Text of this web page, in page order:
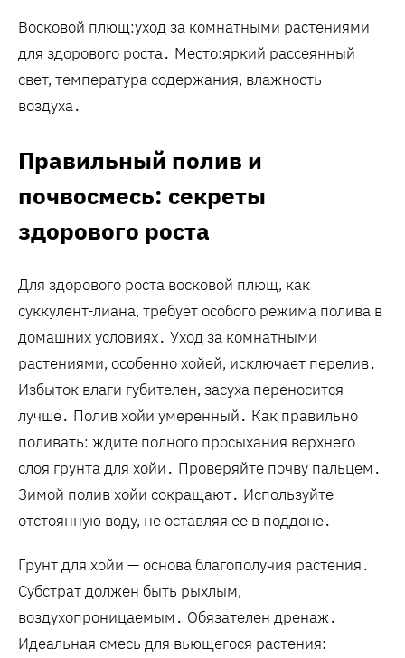
Восковой плющ:уход за комнатными растениями
для здорового роста․ Место:яркий рассеянный
свет‚ температура содержания‚ влажность
воздуха․
Правильный полив и
почвосмесь: секреты
здорового роста
Для здорового роста восковой плющ‚ как
суккулент-лиана‚ требует особого режима полива в
домашних условиях․ Уход за комнатными
растениями‚ особенно хойей‚ исключает перелив․
Избыток влаги губителен‚ засуха переносится
лучше․ Полив хойи умеренный․ Как правильно
поливать: ждите полного просыхания верхнего
слоя грунта для хойи․ Проверяйте почву пальцем․
Зимой полив хойи сокращают․ Используйте
отстоянную воду‚ не оставляя ее в поддоне․
Грунт для хойи — основа благополучия растения․
Субстрат должен быть рыхлым‚
воздухопроницаемым․ Обязателен дренаж․
Идеальная смесь для вьющегося растения: